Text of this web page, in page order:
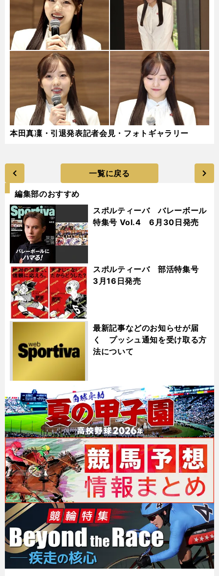
本田真凜・引退発表記者会見・フォトギャラリー
一覧に戻る
編集部のおすすめ
スポルティーバ バレーボール
特集号 Vol.4 6月30日発売
スポルティーバ 部活特集号
3月16日発売
最新記事などのお知らせが届
く プッシュ通知を受け取る方
法について